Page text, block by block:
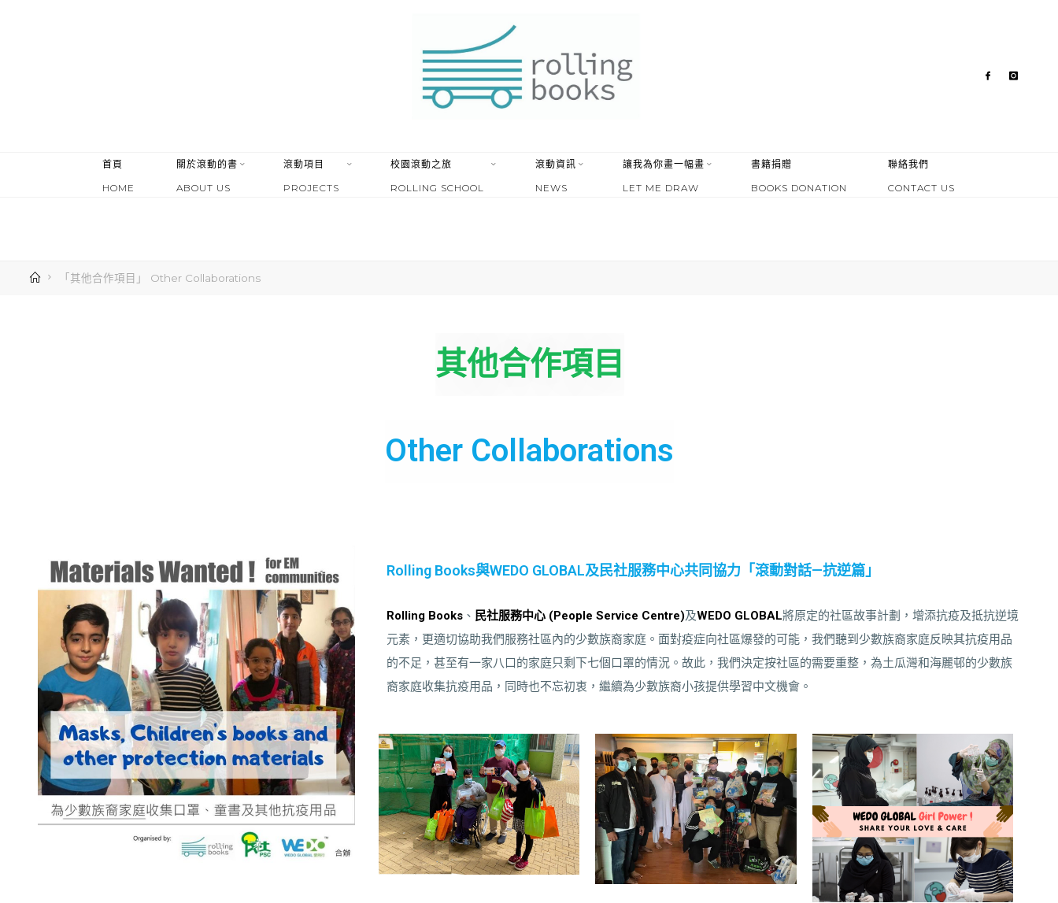
首頁
HOME
關於滾動的書
ABOUT US
滾動項目
PROJECTS
校園滾動之旅
ROLLING SCHOOL
滾動資訊
NEWS
讓我為你畫一幅畫
LET ME DRAW
書籍捐贈
BOOKS DONATION
聯絡我們
CONTACT US
「其他合作項目」 Other Collaborations
其他合作項目
Other Collaborations
Rolling Books與WEDO GLOBAL及民社服務中心共同協力「滾動對話—抗逆篇」
Rolling Books、 民社服務中心 (People Service Centre)及WEDO GLOBAL將原定的社區故事計劃，增添抗疫及抵抗逆境
元素，更適切協助我們服務社區內的少數族裔家庭。面對疫症向社區爆發的可能，我們聽到少數族裔家庭反映其抗疫用品
的不足，甚至有一家八口的家庭只剩下七個口罩的情況。故此，我們決定按社區的需要重整，為土瓜灣和海麗邨的少數族
裔家庭收集抗疫用品，同時也不忘初衷，繼續為少數族裔小孩提供學習中文機會。